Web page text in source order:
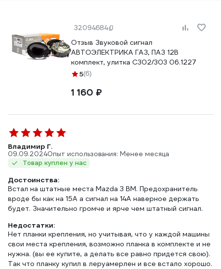
32094684
Отзыв Звуковой сигнал
АВТОЭЛЕКТРИКА ГАЗ, ПАЗ 12В
комплект, улитка С302/303 06.1227
5(6)
1 160 ₽
Владимир Г.
09.09.2024Опыт использования: Менее месяца
Товар куплен у нас
Достоинства:
Встал на штатные места Mazda 3 BM. Предохранитель
вроде бы как на 15А а сигнал на 14А наверное держать
будет. Значительно громче и ярче чем штатный сигнал.
Недостатки:
Нет планки крепления, но учитывая, что у каждой машины
свои места крепления, возможно планка в комплекте и не
нужна. (вы ее купите, а делать все равно придется свою).
Так что планку купил в леруамерлен и все встало хорошо.